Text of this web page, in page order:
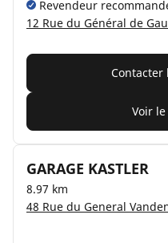
Revendeur
12 Rue du Général de
Contacter
Voir
GARAGE KASTLER
8.97 km
48 Rue du General